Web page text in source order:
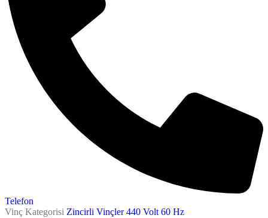
Telefon
Vinç Kategorisi Zincirli Vinçler 440 Volt 60 Hz